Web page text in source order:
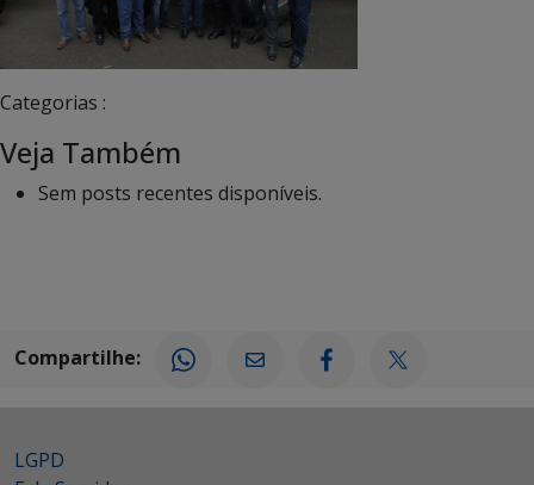
Categorias :
Veja Também
Sem posts recentes disponíveis.
Compartilhe:
LGPD